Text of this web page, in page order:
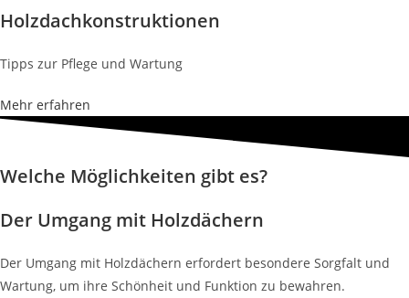
Holzdachkonstruktionen
Tipps zur Pflege und Wartung
Mehr erfahren
Welche Möglichkeiten gibt es?
Der Umgang mit Holzdächern
Der Umgang mit Holzdächern erfordert besondere Sorgfalt und
Wartung, um ihre Schönheit und Funktion zu bewahren.